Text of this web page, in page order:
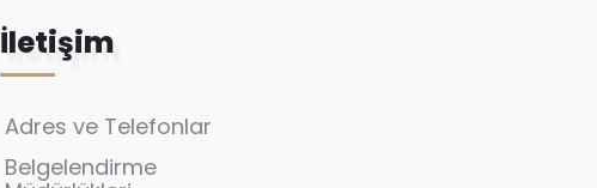
İletişim
Adres ve Telefonlar
Belgelendirme